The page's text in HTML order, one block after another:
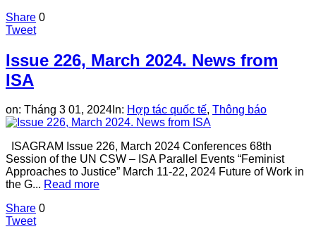
Share 0
Tweet
Issue 226, March 2024. News from
ISA
on: Tháng 3 01, 2024 In: Hợp tác quốc tế, Thông báo
ISAGRAM Issue 226, March 2024 Conferences 68th
Session of the UN CSW – ISA Parallel Events “Feminist
Approaches to Justice” March 11-22, 2024 Future of Work in
the G... Read more
Share 0
Tweet